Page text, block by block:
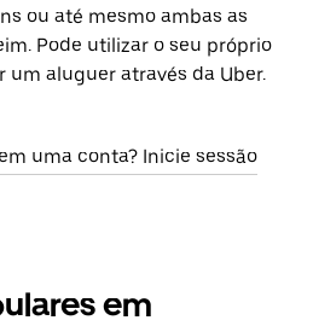
ou até mesmo ambas as
Pode utilizar o seu próprio
um aluguer através da Uber.
uma conta? Inicie sessão
em